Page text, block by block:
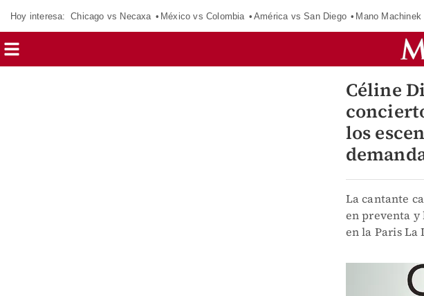
Hoy interesa: Chicago vs Necaxa México vs Colombia América vs San Diego Mano Machinek
Céline
los
La cantante
en preventa y
en la Paris La